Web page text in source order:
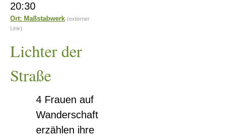
20:30
Ort: Maßstabwerk (externer
Link)
Lichter der
Straße
4 Frauen auf
Wanderschaft
erzählen ihre